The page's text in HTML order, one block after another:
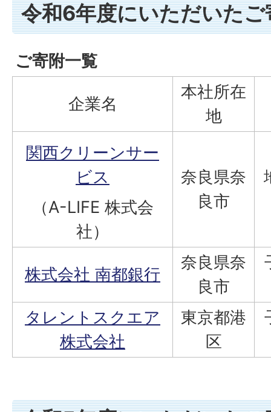
令和6年度にいただいたご
ご寄附一覧
企業名
本社所在
地
関西クリーンサー
ビス
（A-LIFE 株式会
社）
奈良県奈
良市
株式会社 南都銀行
奈良県奈
良市
タレントスクエア
株式会社
東京都港
区